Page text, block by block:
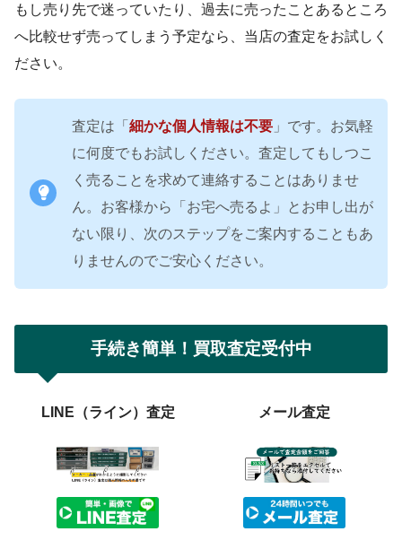
もし売り先で迷っていたり、過去に売ったことあるところ
へ比較せず売ってしまう予定なら、当店の査定をお試しく
ださい。
査定は「 細かな個人情報は不要 」です。お気軽
に何度でもお試しください。査定してもしつこ
く売ることを求めて連絡することはありませ
ん。お客様から「お宅へ売るよ」とお申し出が
ない限り、次のステップをご案内することもあ
りませんのでご安心ください。
手続き簡単！買取査定受付中
LINE（ライン）査定 メール査定